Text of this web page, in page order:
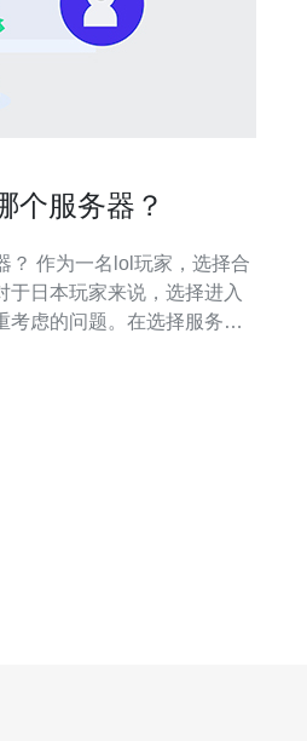
个服务器？
择合
于日本玩家来说，选择进入
考虑的问题。在选择服务器
戏体验的重要因素，选择